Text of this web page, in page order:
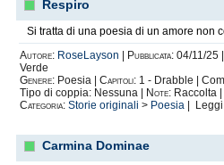
Respiro
Si tratta di una poesia di un amore non
Autore: RoseLayson Pubblicata: 04/11/25
Verde
Genere: Poesia | Capitoli: 1 - Drabble |
Tipo di coppia: Nessuna |
Note: Raccolta |
Categoria: Storie originali > Poesia |
Carmina Dominae